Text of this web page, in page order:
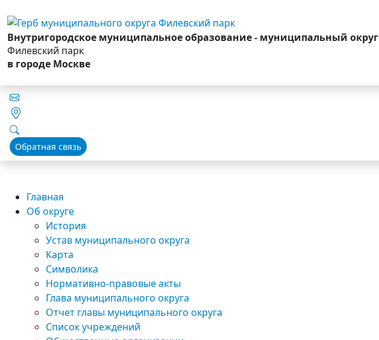
Внутригородское муниципальное образование - муниципальный округ
Филевский парк
в городе Москве
Обратная связь
Главная
Об округе
История
Устав муниципального округа
Карта
Символика
Нормативно-правовые акты
Глава муниципального округа
Отчет главы муниципального округа
Список учреждений